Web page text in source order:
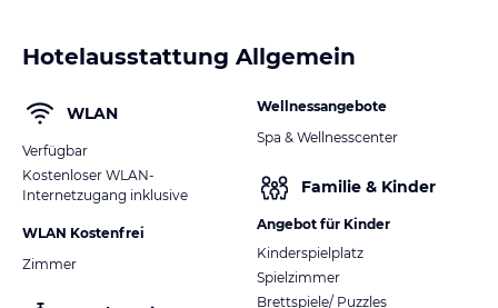
Hotelausstattung Allgemein
WLAN
Verfügbar
Kostenloser WLAN-
Internetzugang inklusive
WLAN Kostenfrei
Zimmer
Wellnessangebote
Spa & Wellnesscenter
Familie & Kinder
Angebot für Kinder
Kinderspielplatz
Spielzimmer
Brettspiele/ Puzzles